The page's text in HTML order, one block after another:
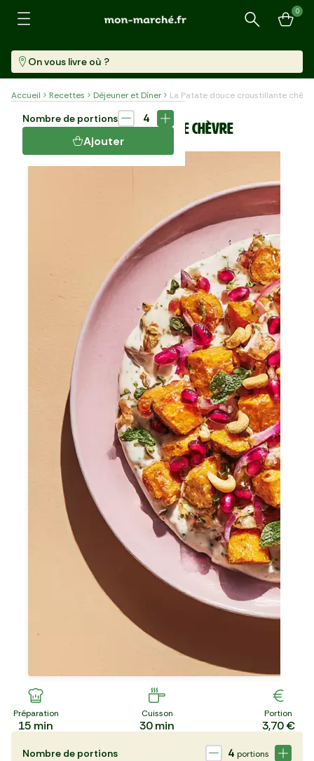
Recherche
0
On vous livre où ?
Accueil Recettes Déjeuner et Dîner
La Patate douce croustillante
LA PATATE DOUCE CROUSTILLANTE CHÈVRE
Préparation
15 min
Cuisson
30min
Portion
3,70 €
Nombre de portions
4
Ajouter
Nombre de portions 4 portions